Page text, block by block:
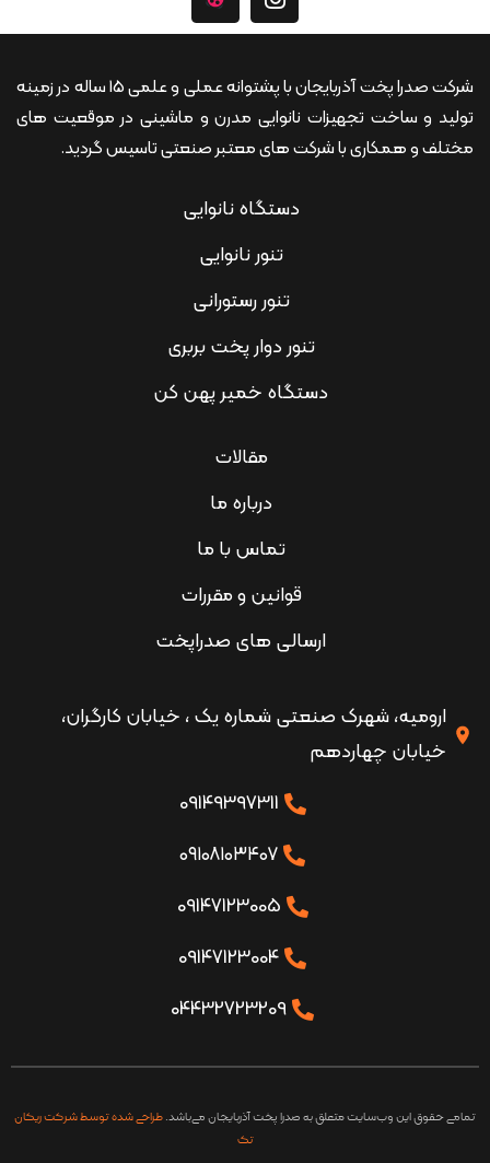
شرکت صدرا پخت آذربایجان با پشتوانه عملی و علمی 15 ساله در زمینه
تولید و ساخت تجهیزات نانوایی مدرن و ماشینی در موقعیت های
مختلف و همکاری با شرکت های معتبر صنعتی تاسیس گردید.
دستگاه نانوایی
تنور نانوایی
تنور رستورانی
تنور دوار پخت بربری
دستگاه خمیر پهن کن
مقالات
درباره ما
تماس با ما
قوانین و مقررات
ارسالی های صدراپخت
ارومیه، شهرک صنعتی شماره یک ، خیابان کارگران،
خیابان چهاردهم
09149397311
۰۹۱۰۸۱۰۳۴۰۷
09147123005
09147123004
04432723209
تمامی حقوق این وب‌سایت متعلق به صدرا پخت آذربایجان می‌باشد.طراحی شده توسط شرکت ریکان
تک